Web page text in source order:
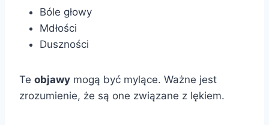
Bóle głowy
Mdłości
Duszności
Te objawy mogą być mylące. Ważne jest
zrozumienie, że są one związane z lękiem.